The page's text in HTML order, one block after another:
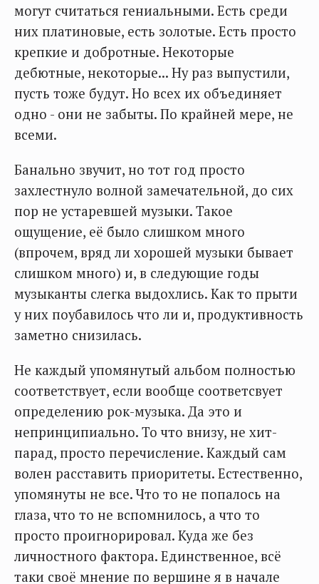
могут считаться гениальными. Есть среди
них платиновые, есть золотые. Есть просто
крепкие и добротные. Некоторые
дебютные, некоторые... Ну раз выпустили,
пусть тоже будут. Но всех их объединяет
одно - они не забыты. По крайней мере, не
всеми.
Банально звучит, но тот год просто
захлестнуло волной замечательной, до сих
пор не устаревшей музыки. Такое
ощущение, её было слишком много
(впрочем, вряд ли хорошей музыки бывает
слишком много) и, в следующие годы
музыканты слегка выдохлись. Как то прыти
у них поубавилось что ли и, продуктивность
заметно снизилась.
Не каждый упомянутый альбом полностью
соответствует, если вообще соответсвует
определению рок-музыка. Да это и
непринципиально. То что внизу, не хит-
парад, просто перечисление. Каждый сам
волен расставить приоритеты. Естественно,
упомянуты не все. Что то не попалось на
глаза, что то не вспомнилось, а что то
просто проигнорировал. Куда же без
личностного фактора. Единственное, всё
таки своё мнение по вершине я в начале